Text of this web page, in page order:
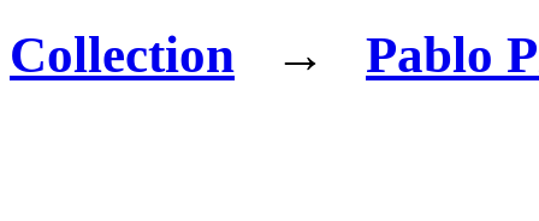
Collection → Pablo